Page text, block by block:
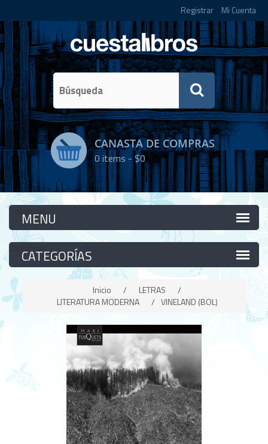
Registrar Mi Cuenta
CANASTA DE COMPRAS
0items -$0
Categorías
Categorías
Inicio / LETRAS
/
LITERATURA MODERNA
/ VINELAND (BOL)